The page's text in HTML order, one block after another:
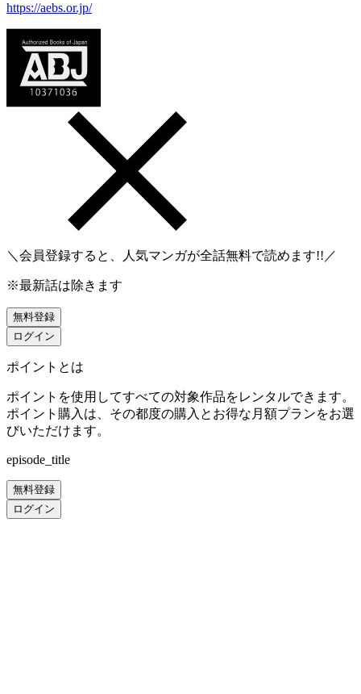
https://aebs.or.jp/
＼会員登録すると、人気マンガが全話無料で読めます!!／
※最新話は除きます
無料登録
ログイン
ポイントとは
ポイントを使用してすべての対象作品をレンタルできます。
ポイント購入は、その都度の購入とお得な月額プランをお選
びいただけます。
episode_title
無料登録
ログイン